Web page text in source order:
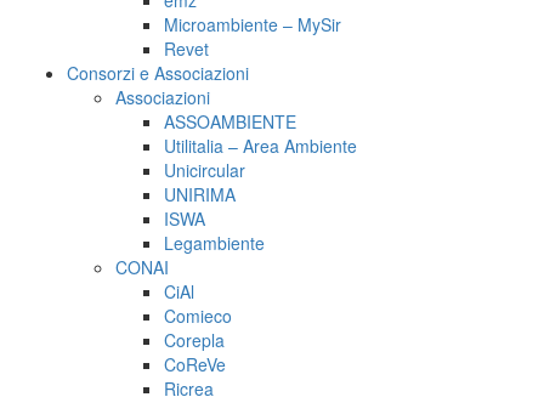
Microambiente – MySir
Revet
Consorzi e Associazioni
Associazioni
ASSOAMBIENTE
Utilitalia – Area Ambiente
Unicircular
UNIRIMA
ISWA
Legambiente
CONAI
CiAl
Comieco
Corepla
CoReVe
Ricrea